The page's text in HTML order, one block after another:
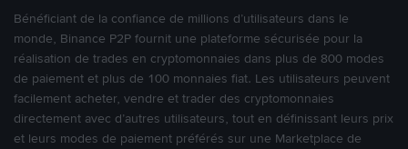
Bénéficiant de la confiance de millions d’utilisateurs dans le
monde, Binance P2P fournit une plateforme sécurisée pour la
réalisation de trades en cryptomonnaies dans plus de 800 modes
de paiement et plus de 100 monnaies fiat. Les utilisateurs peuvent
facilement acheter, vendre et trader des cryptomonnaies
directement avec d’autres utilisateurs, tout en définissant leurs prix
et leurs modes de paiement préférés sur une Marketplace de